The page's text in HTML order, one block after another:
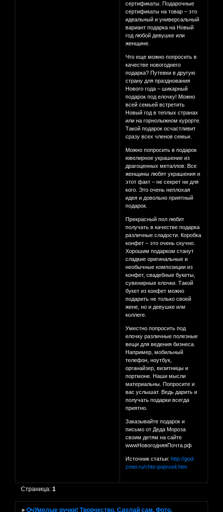
сертификаты. Подарочные
сертификаты на товар – это
идеальный и универсальный
вариант подарка на Новый
год любой девушке или
женщине.
Что еще можно попросить в
качестве новогоднего
подарка? Путевки в другую
страну для празднования
Нового года – шикарный
подарок под елочку! Можно
всей семьей встретить
Новый год в теплых странах
или на горнолыжном курорте.
Такой подарок осчастливит
сразу всех членов семьи.
Можно попросить в подарок
ювелирное украшение из
драгоценных металлов. Все
женщины любят украшения и
этот факт – не секрет ни для
кого. Это очень неплохая
идея и довольно приятный
подарок.
Прекрасный пол любит
получать в качестве подарка
различные сладости. Коробка
конфет – это очень скучно.
Хорошим подарком станут
сладкие оригинальные и
необычные композиции из
конфет, свадебные букеты,
сувенирные елочки. Такой
букет из конфет можно
подарить не только своей
жене, но и девушке или
коллеге.
Уместно попросить под
елочку различные полезные
вещи для ведения бизнеса.
Например, мобильный
телефон, ноутбук,
органайзер, визитницы и
портмоне. Наши мысли
материальны. Попросите и
вас услышат. Ведь дарить и
получать подарки всегда
приятно.
Заказывайте подарок и
письмо от Деда Мороза
своим детям на сайте
wwwНовогодняяПочта.рф
Источник статьи:http://god-
zmei.ru/chto-poprosit.htm
Страница:1
»ОчУмелые ручки! Творчество. Сделай сам. Фото.